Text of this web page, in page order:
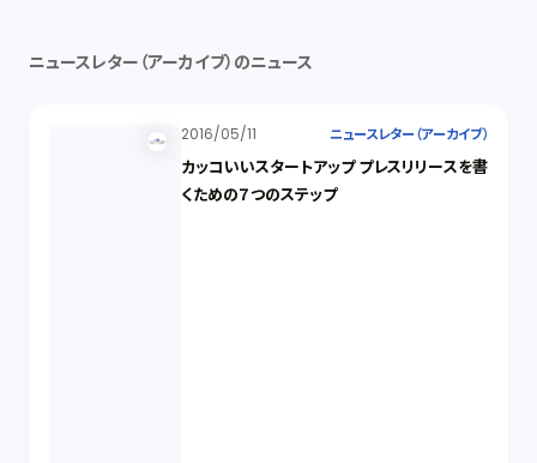
ニュースレター（アーカイブ）のニュース
2016/05/11 ニュースレター（アーカイブ）
カッコいいスタートアップ プレスリリースを書
くための７つのステップ